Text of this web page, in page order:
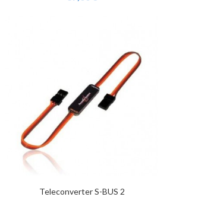
Teleconverter S-BUS 2